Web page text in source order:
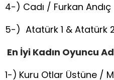
4-) Cadı / Furkan Andıç
5-) Atatürk 1 & Atatürk
En İyi Kadın Oyuncu
1-) Kuru Otlar Üstüne /